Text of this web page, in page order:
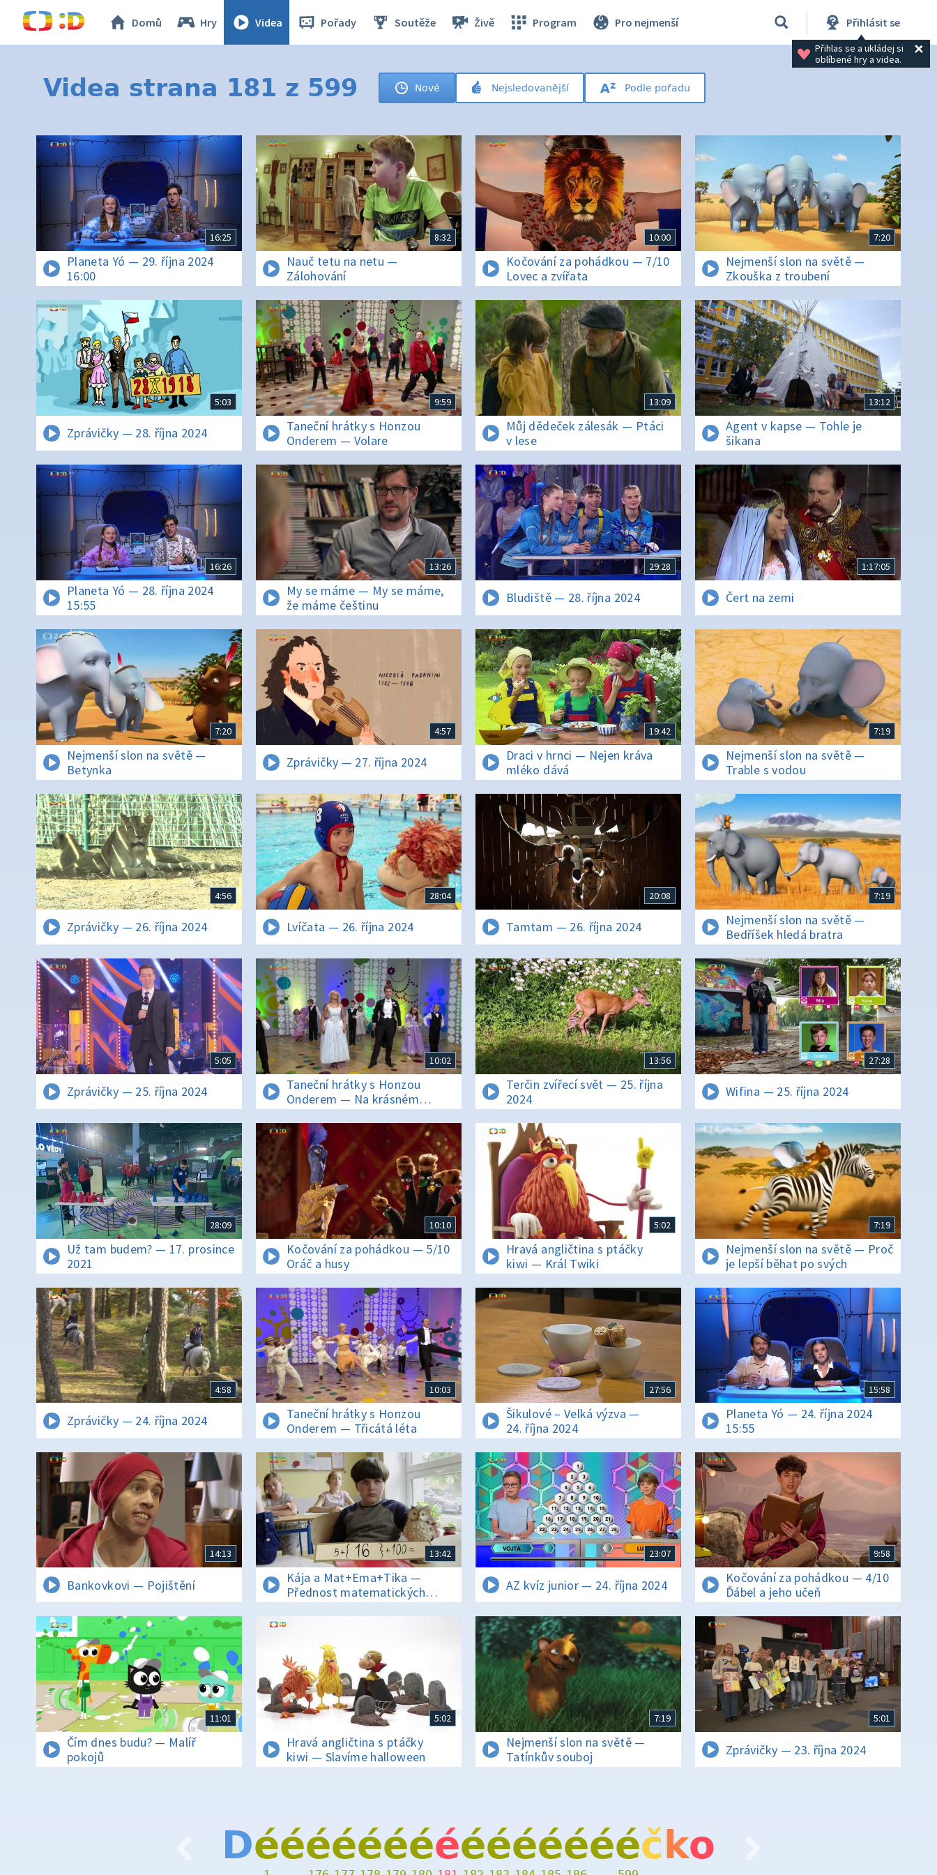
Domů Hry Videa Pořady Soutěže Živě Program Pro nejmenší Přihlásit se
Přihlas se a ukládej si
oblíbené hry a videa.
Videa strana 181 z 599 Nové Nejsledovanější Podle pořadu
16:25
Planeta Yó — 29. října 2024
16:00
8:32
Nauč tetu na netu —
Zálohování
10:00
Kočování za pohádkou — 7/10
Lovec a zvířata
7:20
Nejmenší slon na světě —
Zkouška z troubení
5:03
Zprávičky — 28. října 2024
9:59
Taneční hrátky s Honzou
Onderem — Volare
13:09
Můj dědeček zálesák — Ptáci
v lese
13:12
Agent v kapse — Tohle je
šikana
16:26
Planeta Yó — 28. října 2024
15:55
13:26
My se máme — My se máme,
že máme češtinu
29:28
Bludiště — 28. října 2024
1:17:05
Čert na zemi
7:20
Nejmenší slon na světě —
Betynka
4:57
Zprávičky — 27. října 2024
19:42
Draci v hrnci — Nejen kráva
mléko dává
7:19
Nejmenší slon na světě —
Trable s vodou
4:56
Zprávičky — 26. října 2024
28:04
Lvíčata — 26. října 2024
20:08
Tamtam — 26. října 2024
7:19
Nejmenší slon na světě —
Bedříšek hledá bratra
5:05
Zprávičky — 25. října 2024
10:02
Taneční hrátky s Honzou
Onderem — Na krásném
modrém Dunaji
13:56
Terčin zvířecí svět — 25. října
2024
27:28
Wifina — 25. října 2024
28:09
Už tam budem? — 17. prosince
2021
10:10
Kočování za pohádkou — 5/10
Oráč a husy
5:02
Hravá angličtina s ptáčky
kiwi — Král Twiki
7:19
Nejmenší slon na světě — Proč
je lepší běhat po svých
4:58
Zprávičky — 24. října 2024
10:03
Taneční hrátky s Honzou
Onderem — Třicátá léta
27:56
Šikulové – Velká výzva —
24. října 2024
15:58
Planeta Yó — 24. října 2024
15:55
14:13
Bankovkovi — Pojištění
13:42
Kája a Mat+Ema+Tika —
Přednost matematických
operací
23:07
AZ kvíz junior — 24. října 2024
9:58
Kočování za pohádkou — 4/10
Ďábel a jeho učeň
11:01
Čím dnes budu? — Malíř
pokojů
5:02
Hravá angličtina s ptáčky
kiwi — Slavíme halloween
7:19
Nejmenší slon na světě —
Tatínkův souboj
5:01
Zprávičky — 23. října 2024
Déééééééééééééééč ko